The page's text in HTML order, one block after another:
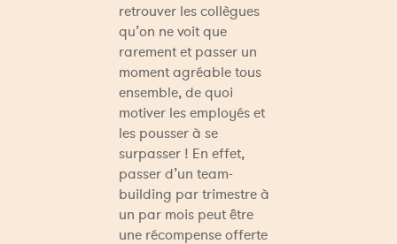
retrouver les collègues
qu’on ne voit que
rarement et passer un
moment agréable tous
ensemble, de quoi
motiver les employés et
les pousser à se
surpasser ! En effet,
passer d’un team-
building par trimestre à
un par mois peut être
une récompense offerte